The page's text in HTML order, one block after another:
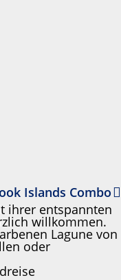
Islands Combo
ihrer entspannten
willkommen.
Lagune von
oder